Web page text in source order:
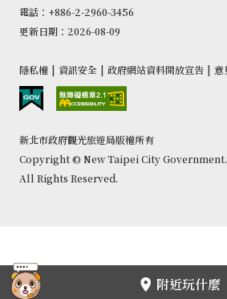
電話：+886-2-2960-3456
更新日期：2026-08-09
隱私權 | 資訊安全 | 政府網站資料開放宣告 | 意
新北市政府觀光旅遊局版權所有
Copyright © New Taipei City Government.
All Rights Reserved.
附近玩什麼